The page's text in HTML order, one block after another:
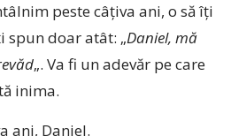
peste câţiva ani, o să îţi
spun doar atât: „Daniel, mă
„. Va fi un adevăr pe care
inima.
ani, Daniel.